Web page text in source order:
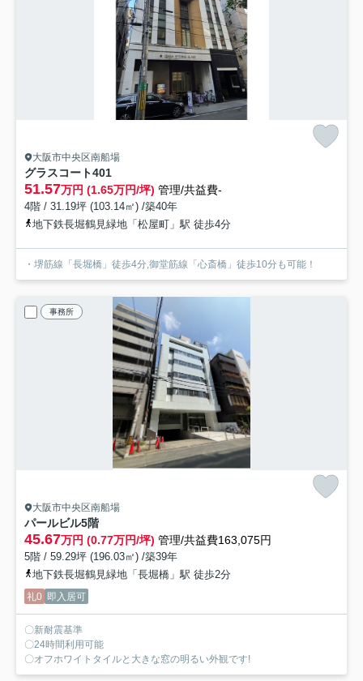
大阪市中央区南船場
グラスコート401
51.57万円 (1.65万円/坪) 管理/共益費-
4階 / 31.19坪 (103.14㎡) /築40年
地下鉄長堀鶴見緑地「松屋町」駅 徒歩4分
・堺筋線「長堀橋」徒歩4分,御堂筋線「心斎橋」徒歩10分も可能！
事務所
大阪市中央区南船場
パールビル5階
45.67万円 (0.77万円/坪) 管理/共益費163,075円
5階 / 59.29坪 (196.03㎡) /築39年
地下鉄長堀鶴見緑地「長堀橋」駅 徒歩2分
礼0 即入居可
〇新耐震基準
〇24時間利用可能
〇オフホワイトタイルと大きな窓の明るい外観です!